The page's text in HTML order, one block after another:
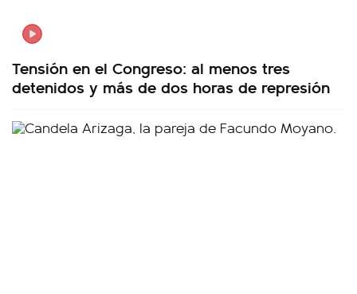
Tensión en el Congreso: al menos tres
detenidos y más de dos horas de represión